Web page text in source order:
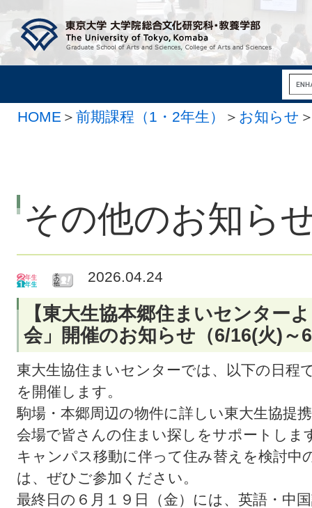
HOME ＞ 前期課程（1・2年生） ＞ お知らせ
その他のお知ら
2026.04.24
【東大生協本郷住まいセンター
会」開催のお知らせ（6/16(火)～
東大生協住まいセンターでは、以下の日程
を開催します。
駒場・本郷周辺の物件に詳しい東大生協提
会場で皆さんの住まい探しをサポートしま
キャンパス移動に伴って住み替えを検討中
は、ぜひご参加ください。
最終日の６月１９日（金）には、英語・中